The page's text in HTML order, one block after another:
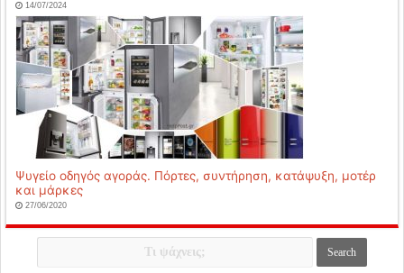
14/07/2024
Ψυγείο οδηγός αγοράς. Πόρτες, συντήρηση, κατάψυξη, μοτέρ
και μάρκες
27/06/2020